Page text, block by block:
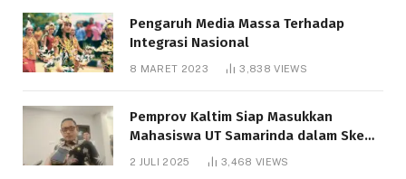
Pengaruh Media Massa Terhadap
Integrasi Nasional
8 MARET 2023 3,838VIEWS
Pemprov Kaltim Siap Masukkan
Mahasiswa UT Samarinda dalam Skema
Bantuan Pendidikan Gratispol
2 JULI 2025 3,468 VIEWS